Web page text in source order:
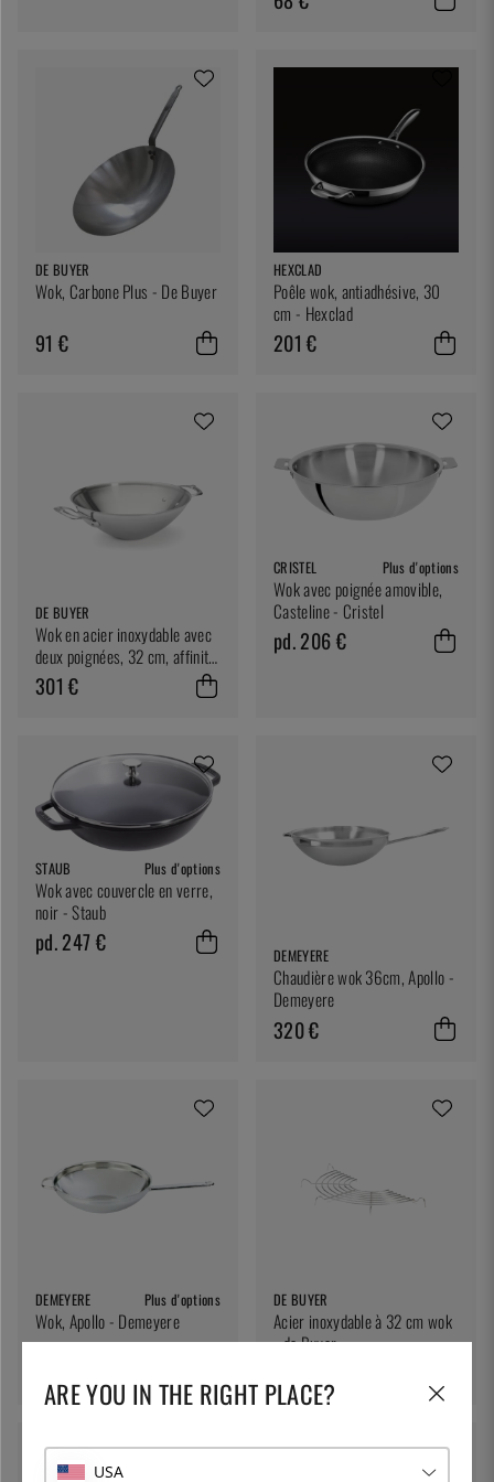
DE BUYER
Wok, Carbone Plus - De Buyer
91 €
HEXCLAD
Poêle wok, antiadhésive, 30
cm - Hexclad
201 €
DE BUYER
Wok en acier inoxydable avec
deux poignées, 32 cm, affinité
- de Buyer
301 €
CRISTEL Plus d'options
Wok avec poignée amovible,
Casteline - Cristel
pd. 206 €
STAUB Plus d'options
Wok avec couvercle en verre,
noir - Staub
pd. 247 € DEMEYERE
Chaudière wok 36cm, Apollo -
Demeyere
320 €
DEMEYERE Plus d'options
Wok, Apollo - Demeyere
DE BUYER
Acier inoxydable à 32 cm wok
- de Buyer
ARE YOU IN THE RIGHT PLACE?
USA